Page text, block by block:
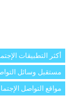
أكثر التطبيقات
مستقبل وسائل
مواقع التواصل